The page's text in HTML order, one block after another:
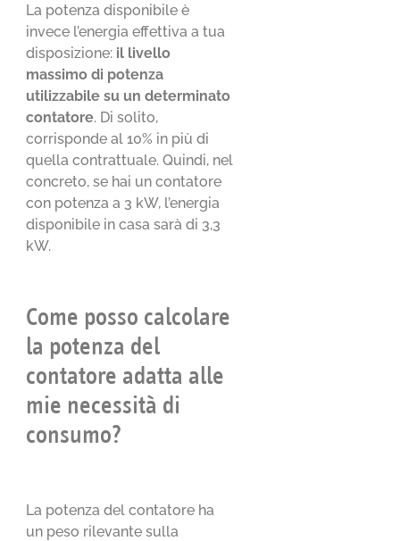
La potenza disponibile è
invece l’energia effettiva a tua
disposizione: il livello
massimo di potenza
utilizzabile su un determinato
contatore. Di solito,
corrisponde al 10% in più di
quella contrattuale. Quindi, nel
concreto, se hai un contatore
con potenza a 3 kW, l’energia
disponibile in casa sarà di 3,3
kW.
Come posso calcolare
la potenza del
contatore adatta alle
mie necessità di
consumo?
La potenza del contatore ha
un peso rilevante sulla